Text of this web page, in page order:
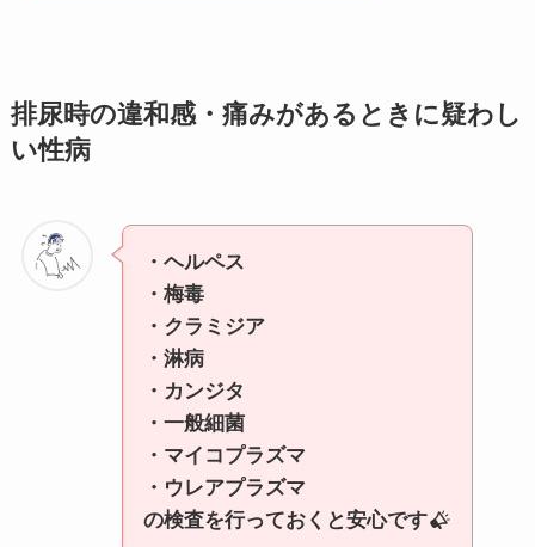
排尿時の違和感・痛みがあるときに疑わし
い性病
・ヘルペス
・梅毒
・クラミジア
・淋病
・カンジタ
・一般細菌
・マイコプラズマ
・ウレアプラズマ
の検査を行っておくと安心です